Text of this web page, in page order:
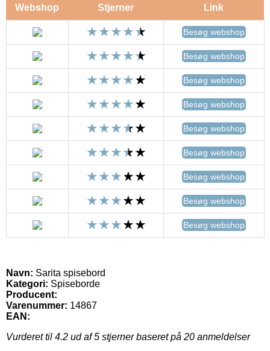
Webshop Stjerner Link
Besøg webshop
Besøg webshop
Besøg webshop
Besøg webshop
Besøg webshop
Besøg webshop
Besøg webshop
Besøg webshop
Besøg webshop
Navn: Sarita spisebord
Kategori: Spiseborde
Producent:
Varenummer: 14867
EAN:
Vurderet til 4.2 ud af 5 stjerner baseret på 20 anmeldelser